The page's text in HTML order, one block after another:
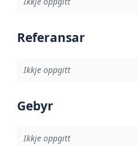
Referansar
Ikkje oppgitt
Gebyr
Ikkje oppgitt